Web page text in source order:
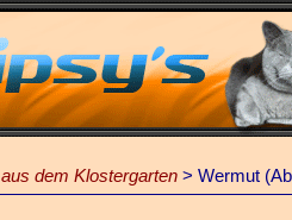
aus dem Klostergarten > Wermut